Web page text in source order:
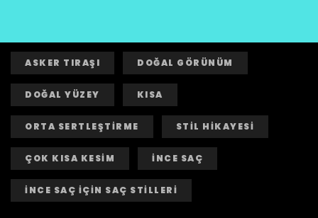
ASKER TIRAŞI DOĞAL GÖRÜNÜM
DOĞAL YÜZEY KISA
ORTA SERTLEŞTİRME STİL HİKAYESİ
ÇOK KISA KESİM İNCE SAÇ
İNCE SAÇ İÇİN SAÇ STİLLERİ